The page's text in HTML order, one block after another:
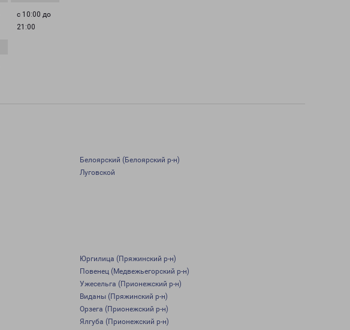
с 10:00 до
21:00
Белоярский (Белоярский р-н)
Луговской
Юргилица (Пряжинский р-н)
Повенец (Медвежьегорский р-н)
Ужесельга (Прионежский р-н)
Виданы (Пряжинский р-н)
Орзега (Прионежский р-н)
Ялгуба (Прионежский р-н)